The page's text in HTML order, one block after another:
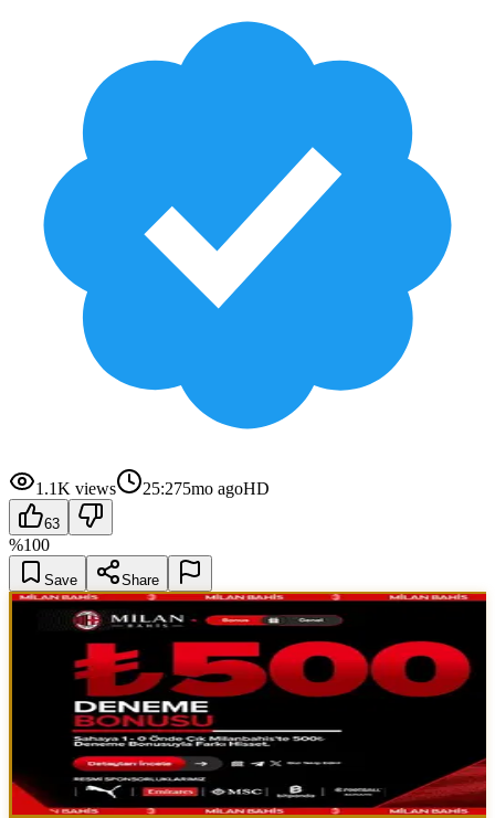
1.1K views 25:275mo agoHD
63
%100
Save Share